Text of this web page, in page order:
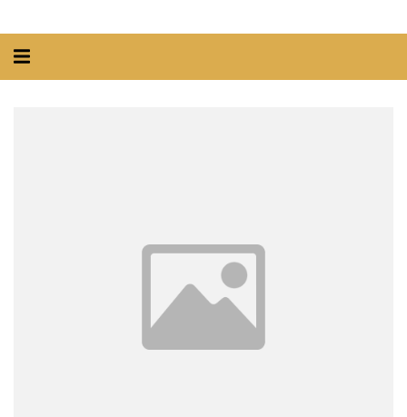
Alternar